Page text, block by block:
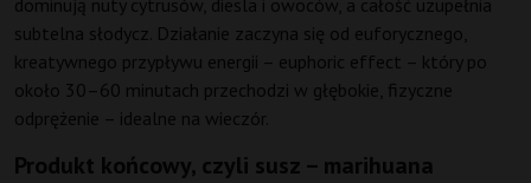
dominują nuty cytrusów, diesla i owoców, a całość uzupełnia
subtelna słodycz. Działanie zaczyna się od euforycznego,
kreatywnego przypływu energii – euphoric effect – który po
około 30–60 minutach przechodzi w głębokie, fizyczne
odprężenie – idealne na wieczór.
Produkt końcowy, czyli susz – marihuana